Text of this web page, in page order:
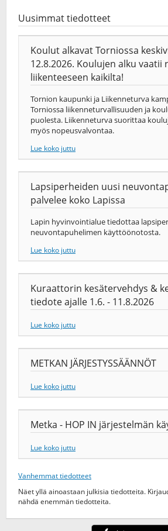
Uusimmat tiedotteet
Koulut alkavat Torniossa
12.8.2026. Koulujen alku vaatii
liikenteeseen kaikilta!
Tornion kaupunki ja Liikenneturva
Torniossa liikenneturvallisuuden ja
puolesta. Liikenneturva suorittaa
myös nopeusvalvontaa.
Lue koko juttu
Lapsiperheiden uusi
palvelee koko Lapissa
Lapin hyvinvointialue tiedottaa
neuvontapuhelimen käyttöönotosta.
Lue koko juttu
Kuraattorin kesätervehdys &
tiedote ajalle 1.6. - 11.8.2026
Lue koko juttu
METKAN JÄRJESTYSSÄÄNNÖT
Lue koko juttu
Metka - HOP IN järjestelmän
Lue koko juttu
Vanhemmat tiedotteet
Näet yllä ainoastaan julkisia tiedotteita.
nähdä enemmän tiedotteita.